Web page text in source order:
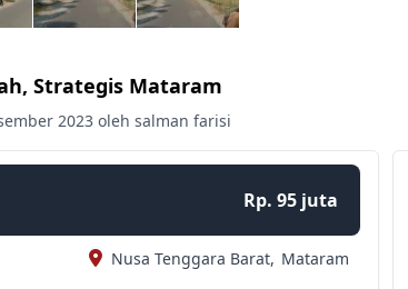
Strategis Mataram
2023 oleh salman farisi
Rp. 95 juta
Nusa Tenggara Barat, Mataram